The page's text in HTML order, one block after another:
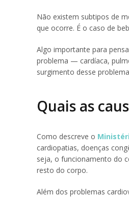
Não existem subtipos de
que ocorre. É o caso de
Algo importante para
problema — cardíaca,
surgimento desse
Quais as
Como descreve o
cardiopatias, doenças
seja, o funcionamento do
resto do corpo.
Além dos problemas